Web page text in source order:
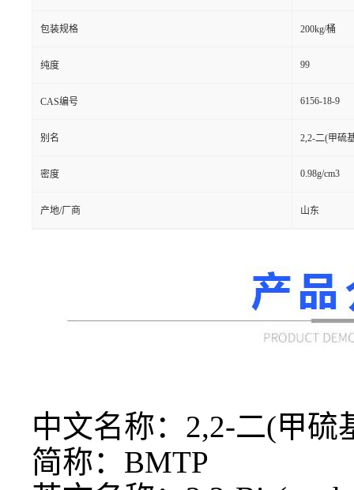
包装规格 200kg/桶
纯度 99
CAS编号 6156-18-9
别名 2,2-二(甲硫
密度 0.98g/cm3
产地/厂商 山东
中文名称： 2,2-二(甲硫
简称： BMTP